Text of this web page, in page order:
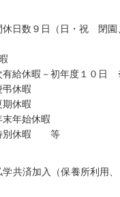
休日数９日（日・祝 閉園
有給休暇－初年度１０日
弔休暇
期休暇
末年始休暇
別休暇 等
共済加入（保養所利用、